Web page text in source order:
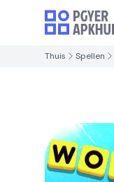
Thuis Spellen